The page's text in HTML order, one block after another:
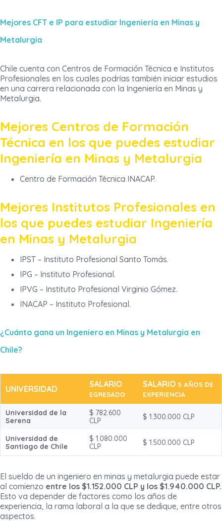
Mejores CFT e IP para estudiar Ingeniería en Minas y
Metalurgia
Chile cuenta con Centros de Formación Técnica e Institutos
Profesionales en los cuales podrías también iniciar estudios
en una carrera relacionada con la Ingeniería en Minas y
Metalurgia.
Mejores Centros de Formación
Técnica en los que puedes estudiar
Ingeniería en Minas y Metalurgia
Centro de Formación Técnica INACAP.
Mejores Institutos Profesionales en
los que puedes estudiar Ingeniería
en Minas y Metalurgia
IPST – Instituto Profesional Santo Tomás.
IPG – Instituto Profesional.
IPVG – Instituto Profesional Virginio Gómez.
INACAP – Instituto Profesional.
¿Cuánto gana un Ingeniero en Minas y Metalurgia en
Chile?
UNIVERSIDAD SALARIO
EGRESADO
SALARIO 5 AÑOS DE
EXPERIENCIA
Universidad de la
Serena
$ 782.600
CLP
$ 1.300.000 CLP
Universidad de
Santiago de Chile
$ 1.080.000
CLP
$ 1.500.000 CLP
El sueldo de un ingeniero en minas y metalurgia puede estar
al comienzo entre los $1.152.000 CLP y los $1.940.000 CLP.
Esto va depender de factores como los años de
experiencia, la rama laboral a la que se dedique, entre otros
aspectos.